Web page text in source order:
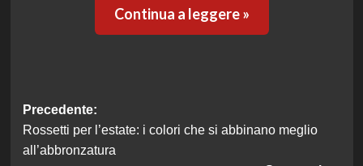
Continua a leggere »
Navigazione
articolo
Precedente:
Rossetti per l’estate: i colori che si abbinano meglio
all’abbronzatura